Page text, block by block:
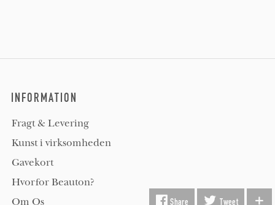
INFORMATION
Fragt & Levering
Kunst i virksomheden
Gavekort
Hvorfor Beauton?
Om Os
Share Tweet